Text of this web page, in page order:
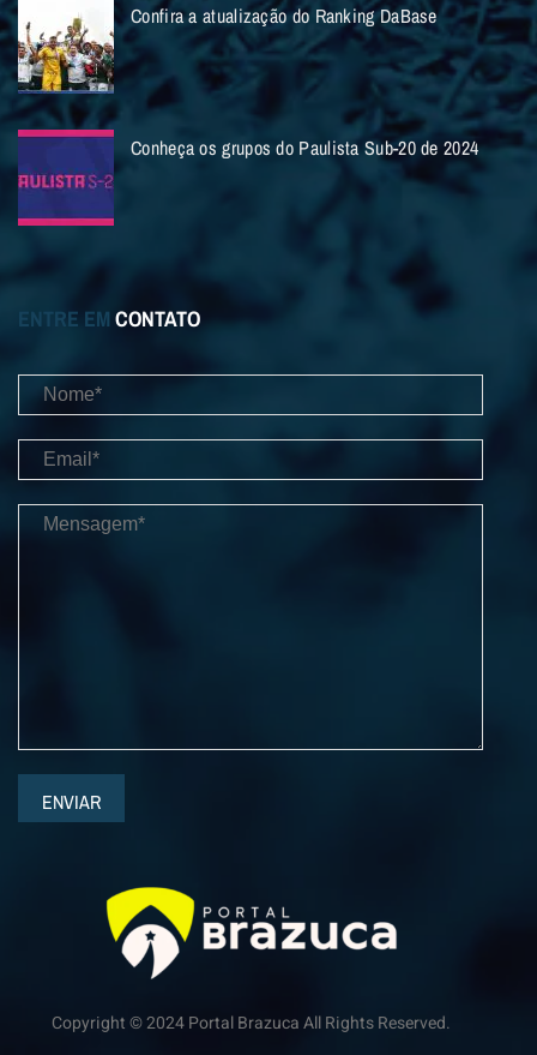
Confira a atualização do Ranking DaBase
Conheça os grupos do Paulista Sub-20 de 2024
ENTRE EM CONTATO
ENVIAR
Copyright © 2024 Portal Brazuca All Rights Reserved.